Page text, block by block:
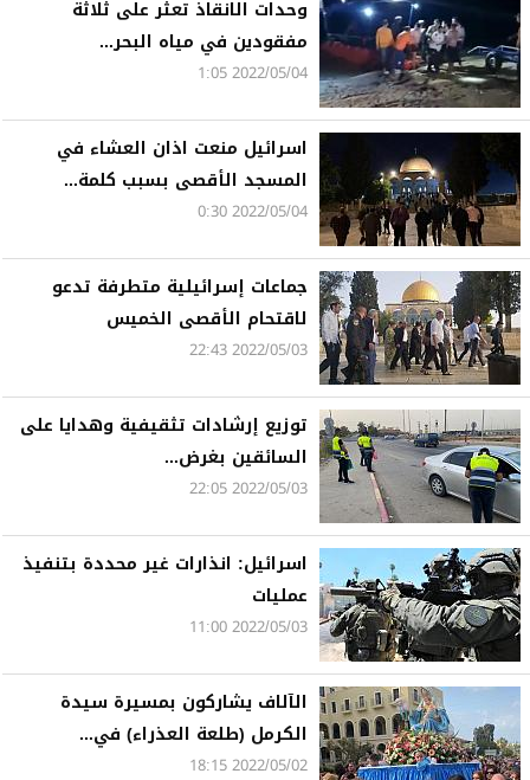
وحدات الانقاذ تعثر على ثلاثة
مفقودين في مياه البحر...
2022/05/04 1:05
اسرائيل منعت اذان العشاء في
المسجد الأقصى بسبب كلمة...
2022/05/04 0:30
جماعات إسرائيلية متطرفة تدعو
لاقتحام الأقصى الخميس
2022/05/03 22:43
توزيع إرشادات تثقيفية وهدايا على
السائقين بغرض...
2022/05/03 22:05
اسرائيل: انذارات غير محددة بتنفيذ
عمليات
2022/05/03 11:00
الآلاف يشاركون بمسيرة سيدة
الكرمل (طلعة العذراء) في...
2022/05/02 18:15